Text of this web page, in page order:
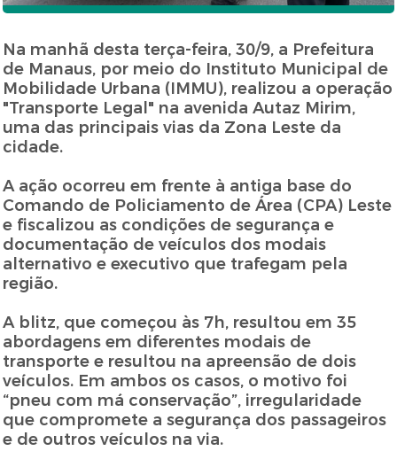
Na manhã desta terça-feira, 30/9, a Prefeitura
de Manaus, por meio do Instituto Municipal de
Mobilidade Urbana (IMMU), realizou a operação
"Transporte Legal" na avenida Autaz Mirim,
uma das principais vias da Zona Leste da
cidade.
A ação ocorreu em frente à antiga base do
Comando de Policiamento de Área (CPA) Leste
e fiscalizou as condições de segurança e
documentação de veículos dos modais
alternativo e executivo que trafegam pela
região.
A blitz, que começou às 7h, resultou em 35
abordagens em diferentes modais de
transporte e resultou na apreensão de dois
veículos. Em ambos os casos, o motivo foi
“pneu com má conservação”, irregularidade
que compromete a segurança dos passageiros
e de outros veículos na via.